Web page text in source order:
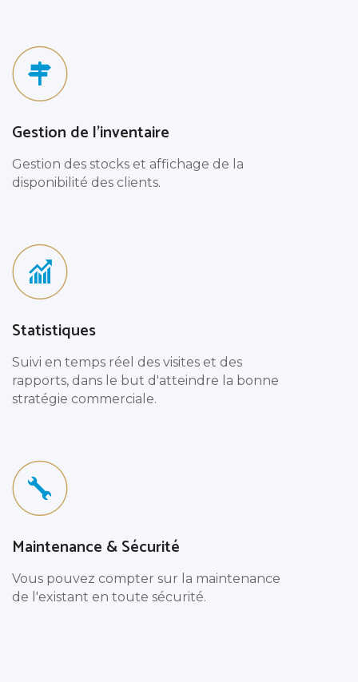
Gestion de l'inventaire
Gestion des stocks et affichage de la
disponibilité des clients.
Statistiques
Suivi en temps réel des visites et des
rapports, dans le but d'atteindre la bonne
stratégie commerciale.
Maintenance & Sécurité
Vous pouvez compter sur la maintenance
de l'existant en toute sécurité.